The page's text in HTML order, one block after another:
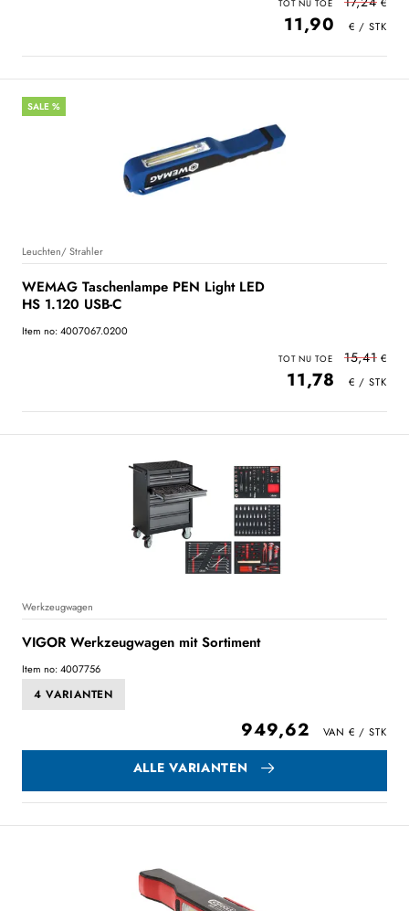
11,90
SALE %
Leuchten/ Strahler
WEMAG Taschenlampe PEN Light LED
HS 1.120 USB-C
Item no: 4007067.0200
15,41
11,78
Werkzeugwagen
VIGOR Werkzeugwagen mit Sortiment
Item no: 4007756
4 VARIANTEN
949,62
ALLE VARIANTEN